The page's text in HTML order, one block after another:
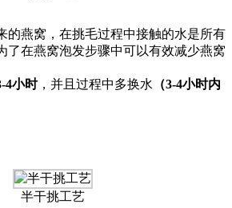
的燕窝，在挑毛过程中接触的水是所有
了在燕窝泡发步骤中可以有效减少燕窝
4小时，并且过程中多换水 （3-4小时内
半干挑工艺